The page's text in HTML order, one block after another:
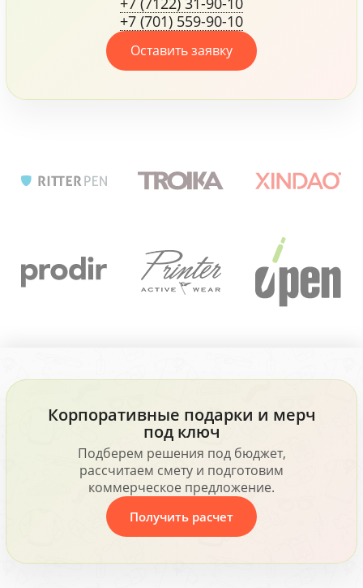
своих сотрудников.
+7 (701) 559-90-10
Оставить заявку
Корпоративные подарки и мерч
под ключ
Подберем решения под бюджет,
рассчитаем смету и подготовим
коммерческое предложение.
Получить расчет